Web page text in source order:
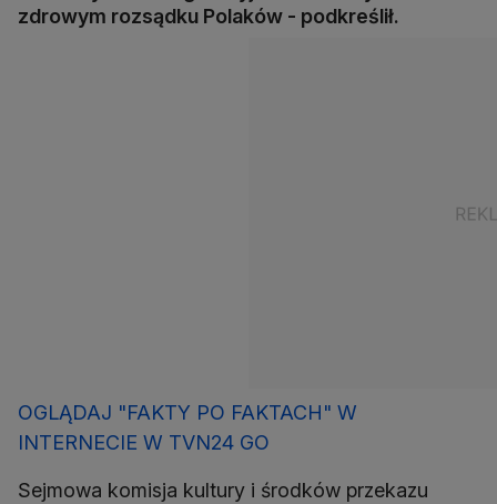
zdrowym rozsądku Polaków - podkreślił.
OGLĄDAJ "FAKTY PO FAKTACH" W
INTERNECIE W TVN24 GO
Sejmowa komisja kultury i środków przekazu